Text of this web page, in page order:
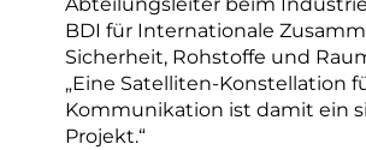
BDI für Internationale
Sicherheit, Rohstoffe und
„Eine Satelliten-Konstellation
Kommunikation ist damit ein
Projekt.“